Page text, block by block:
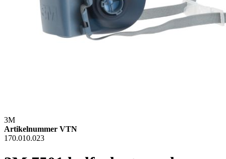
3M
Artikelnummer VTN
170.010.023